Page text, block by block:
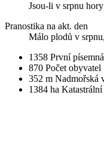
Jsou-li v srpnu
Pranostika na akt. den
Málo plodů v
1358 První
870 Počet obyvatel
352 m Nadmořská
1384 ha Katastrální